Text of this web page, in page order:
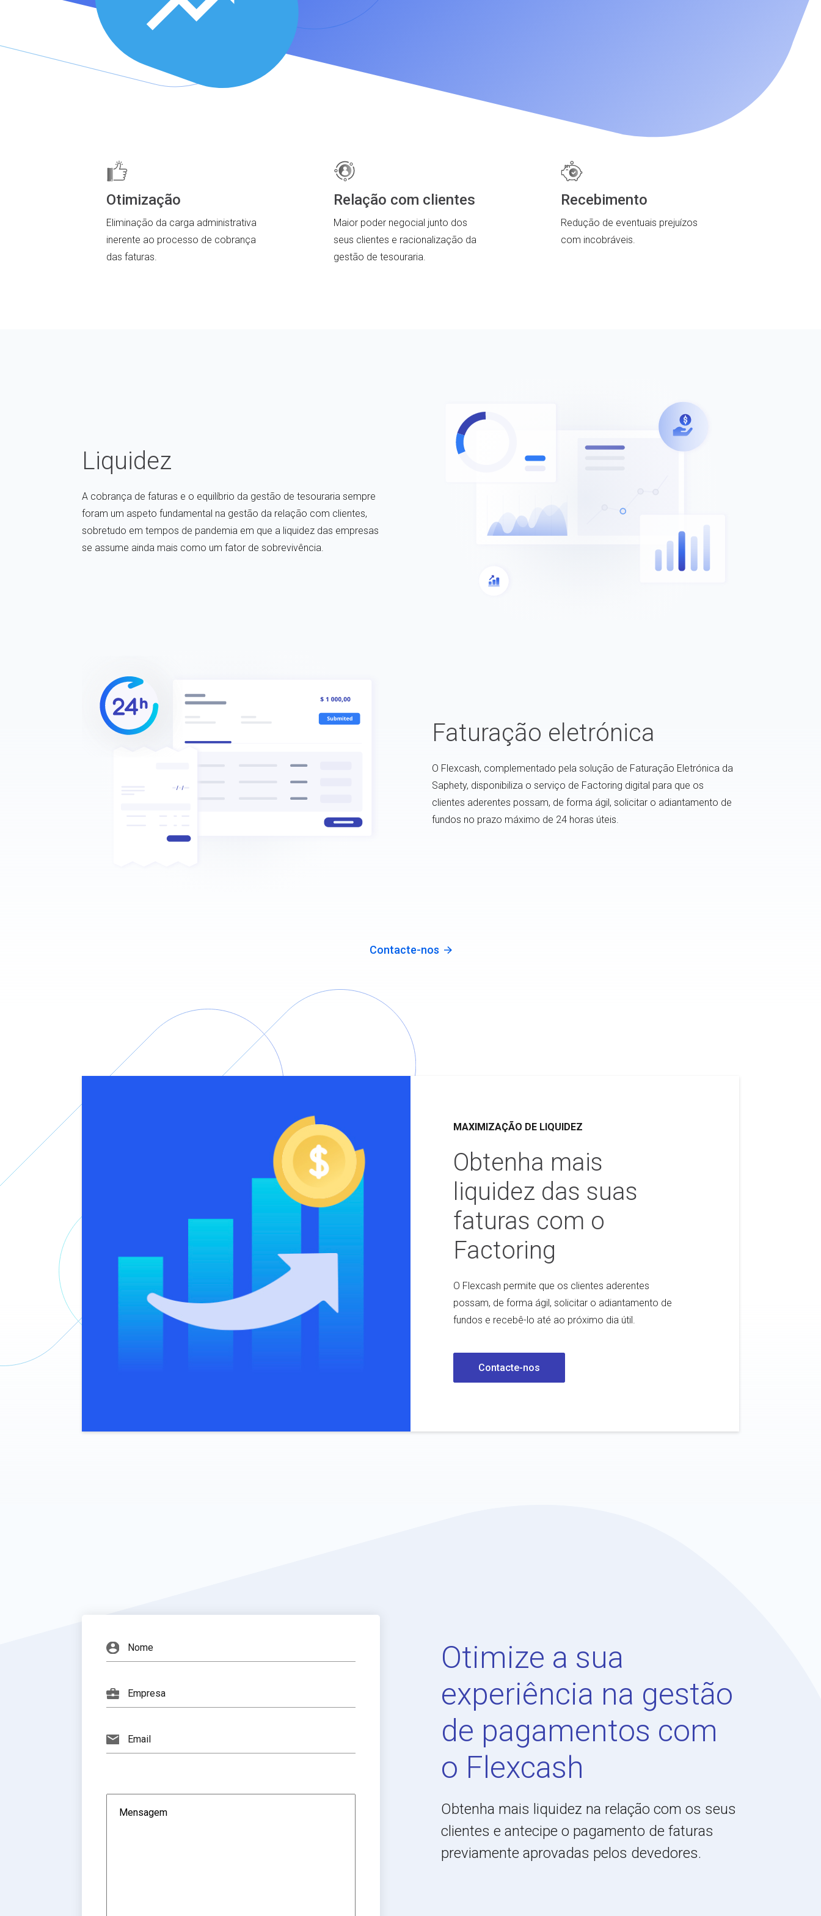
Otimização
Eliminação da carga administrativa
inerente ao processo de cobrança
das faturas.
Relação com clientes
Maior poder negocial junto dos
seus clientes e racionalização da
gestão de tesouraria.
Recebimento
Redução de eventuais prejuízos
com incobráveis.
Liquidez
A cobrança de faturas e o equilíbrio da gestão de tesouraria sempre
foram um aspeto fundamental na gestão da relação com clientes,
sobretudo em tempos de pandemia em que a liquidez das empresas
se assume ainda mais como um fator de sobrevivência.
Faturação eletrónica
O Flexcash, complementado pela solução de Faturação Eletrónica da
Saphety, disponibiliza o serviço de Factoring digital para que os
clientes aderentes possam, de forma ágil, solicitar o adiantamento de
fundos no prazo máximo de 24 horas úteis.
Contacte-nos
MAXIMIZAÇÃO DE LIQUIDEZ
Obtenha mais
liquidez das suas
faturas com o
Factoring
O Flexcash permite que os clientes aderentes
possam, de forma ágil, solicitar o adiantamento de
fundos e recebê-lo até ao próximo dia útil.
Contacte-nos
Otimize a sua
experiência na gestão
de pagamentos com
o Flexcash
Obtenha mais liquidez na relação com os seus
clientes e antecipe o pagamento de faturas
previamente aprovadas pelos devedores.